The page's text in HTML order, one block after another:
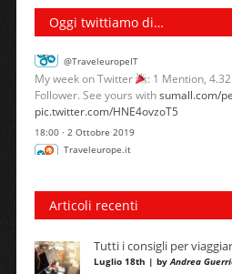
Oggi twittiamo di…
@TraveleuropeIT
My week on Twitter
: 1 Mention,
pic.twitter.com/HNE4ovzoT5
18:00 · 2 Ottobre 2019
Traveleurope.it
@TraveleuropeIT
with
Articoli recenti
Tutti i consigli per
Luglio 18th | byAndrea